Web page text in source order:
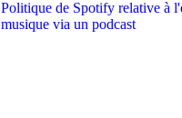
Politique de Spotify relative à
musique via un podcast